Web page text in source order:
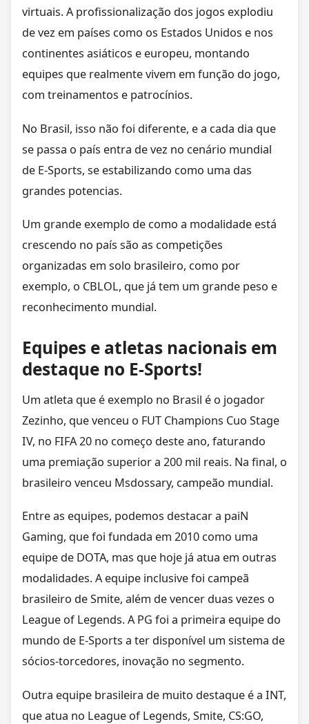
virtuais. A profissionalização dos jogos explodiu
de vez em países como os Estados Unidos e nos
continentes asiáticos e europeu, montando
equipes que realmente vivem em função do jogo,
com treinamentos e patrocínios.
No Brasil, isso não foi diferente, e a cada dia que
se passa o país entra de vez no cenário mundial
de E-Sports, se estabilizando como uma das
grandes potencias.
Um grande exemplo de como a modalidade está
crescendo no país são as competições
organizadas em solo brasileiro, como por
exemplo, o CBLOL, que já tem um grande peso e
reconhecimento mundial.
Equipes e atletas nacionais em
destaque no E-Sports!
Um atleta que é exemplo no Brasil é o jogador
Zezinho, que venceu o FUT Champions Cuo Stage
IV, no FIFA 20 no começo deste ano, faturando
uma premiação superior a 200 mil reais. Na final, o
brasileiro venceu Msdossary, campeão mundial.
Entre as equipes, podemos destacar a paiN
Gaming, que foi fundada em 2010 como uma
equipe de DOTA, mas que hoje já atua em outras
modalidades. A equipe inclusive foi campeã
brasileiro de Smite, além de vencer duas vezes o
League of Legends. A PG foi a primeira equipe do
mundo de E-Sports a ter disponível um sistema de
sócios-torcedores, inovação no segmento.
Outra equipe brasileira de muito destaque é a INT,
que atua no League of Legends, Smite, CS:GO,